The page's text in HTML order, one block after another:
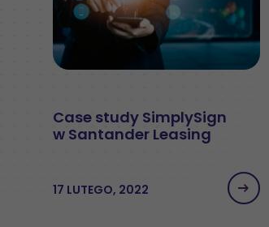
Case study SimplySign
w Santander Leasing
17 LUTEGO, 2022